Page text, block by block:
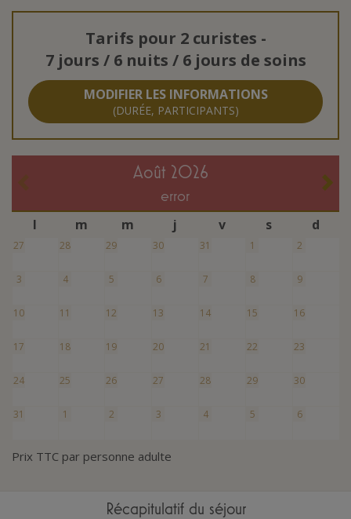
Tarifs pour 2 curistes -
7 jours / 6 nuits / 6 jours de soins
MODIFIER LES INFORMATIONS
(DURÉE, PARTICIPANTS)
août 2026
error
l m m j v s d
27 28 29 30 31 1 2
3 4 5 6 7 8 9
10 11 12 13 14 15 16
17 18 19 20 21 22 23
24 25 26 27 28 29 30
31 1 2 3 4 5 6
Prix TTC par personne adulte
Récapitulatif du séjour